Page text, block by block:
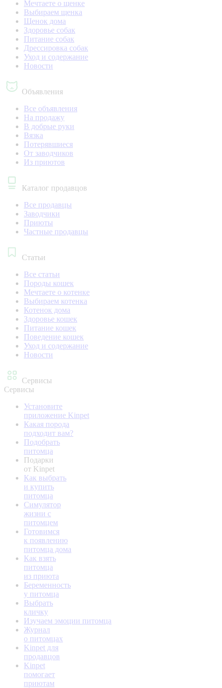
Мечтаете о щенке
Выбираем щенка
Щенок дома
Здоровье собак
Питание собак
Дрессировка собак
Уход и содержание
Новости
Объявления
Все объявления
На продажу
В добрые руки
Вязка
Потерявшиеся
От заводчиков
Из приютов
Каталог продавцов
Все продавцы
Заводчики
Приюты
Частные продавцы
Статьи
Все статьи
Породы кошек
Мечтаете о котенке
Выбираем котенка
Котенок дома
Здоровье кошек
Питание кошек
Поведение кошек
Уход и содержание
Новости
Сервисы
Сервисы
Установите
приложение Kinpet
Какая порода
подходит вам?
Подобрать
питомца
Подарки
от Kinpet
Как выбрать
и купить
питомца
Симулятор
жизни с
питомцем
Готовимся
к появлению
питомца дома
Как взять
питомца
из приюта
Беременность
у питомца
Выбрать
кличку
Изучаем эмоции питомца
Журнал
о питомцах
Kinpet для
продавцов
Kinpet
помогает
приютам